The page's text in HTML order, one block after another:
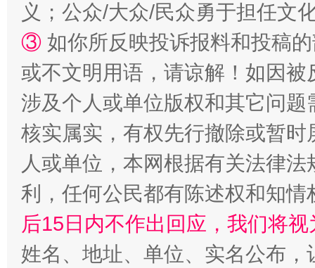
招工难、用工荒背后
网上购药对药下症？
义；公众/大众/民众勇于担任文
③ 如你所反映投诉报料和投稿
或不文明用语，请谅解！如因
涉及个人或单位版权和其它问题
核实属实，有权先行撤除或暂
人或单位，本网根据有关法律
利，任何公民都有陈述权和知情
后15日内不作出回应，我们将
姓名、地址、单位、实名公布